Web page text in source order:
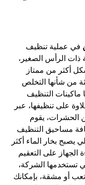
في عملية تنظيف
ذات الرأس الصغير،
أكثر من ممتاز
من شأنها التخلص
ماكينات التنظيف
على تنظيفها، عبر
الحشرات، يقوم
مساحيق التنظيف
يصبح بخار الماء أكثر
الجهاز على التعقيم
تستخدمها الشركة،
أو مشقة، بإمكانك